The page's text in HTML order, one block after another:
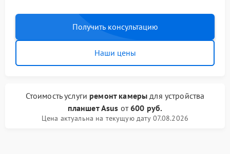
Получить консультацию
Наши цены
Стоимость услуги ремонт камеры для устройства
планшет Asus от600 руб.
Цена актуальна на текущую дату 07.08.2026